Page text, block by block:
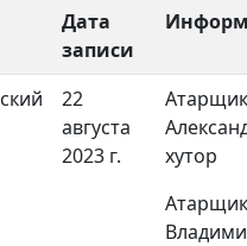
Дата
записи
22
августа
2023 г.
хутор